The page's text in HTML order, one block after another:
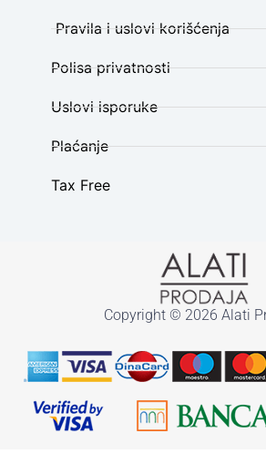
Pravila i uslovi korišćenja
Polisa privatnosti
Uslovi isporuke
Plaćanje
Tax Free
Copyright © 2026 Alati